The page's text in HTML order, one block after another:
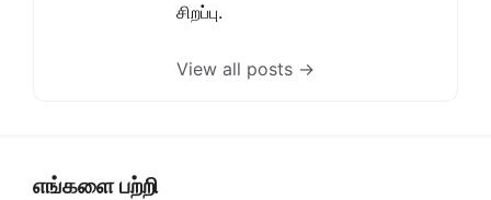
சிறப்பு.
View all posts →
எங்களை பற்றி